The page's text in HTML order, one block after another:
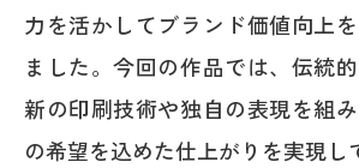
力を活かしてブランド価値向上
ました。今回の作品では、伝統
新の印刷技術や独自の表現を組
の希望を込めた仕上がりを実現し